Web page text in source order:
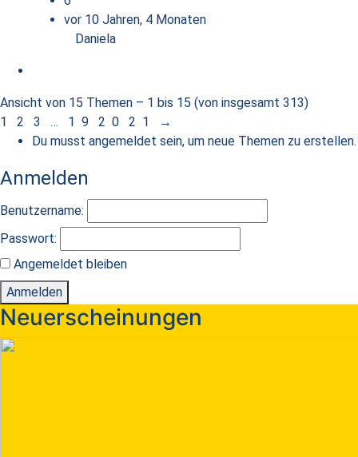
vor 10 Jahren, 4 Monaten
Daniela
Ansicht von 15 Themen – 1 bis 15 (von insgesamt 313)
1
2 3 … 19 20 21
→
Du musst angemeldet sein, um neue Themen zu erstellen.
Anmelden
Benutzername:
Passwort:
Angemeldet bleiben
Anmelden
Neuerscheinungen